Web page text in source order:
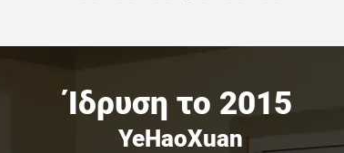
διακόσμησης και σενάρια και να παρέχουν
30 ετών, λύνουν τα προβλήματα σκουριάς και
υψηλής συντήρησης των παραδοσιακών
σιδερένιων κιγκλιδωμάτων, ιδανικά για
Ίδρυση το 2015
YeHaoXuan